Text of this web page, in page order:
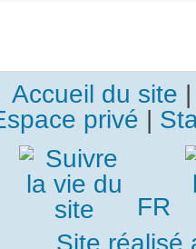
Accueil du site
privé |
FR
Site réalisé